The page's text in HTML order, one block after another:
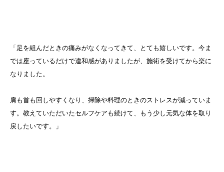
「足を組んだときの痛みがなくなってきて、とても嬉しいです。今ま
では座っているだけで違和感がありましたが、施術を受けてから楽に
なりました。
肩も首も回しやすくなり、掃除や料理のときのストレスが減っていま
す。教えていただいたセルフケアも続けて、もう少し元気な体を取り
戻したいです。」